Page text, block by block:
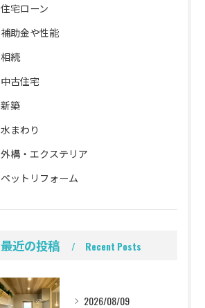
住宅ローン
補助金や性能
相続
中古住宅
新築
水まわり
外構・エクステリア
ペットリフォーム
最近の投稿 Recent Posts
2026/08/09